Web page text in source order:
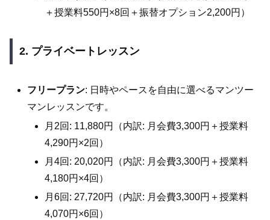
＋授業料550円×8回＋振替オプション2,200円）
2. プライベートレッスン
フリープラン: 日時やペースを自由に選べるマンツー
マンレッスンです。
月2回: 11,880円（内訳: 月会費3,300円＋授業料
4,290円×2回）
月4回: 20,020円（内訳: 月会費3,300円＋授業料
4,180円×4回）
月6回: 27,720円（内訳: 月会費3,300円＋授業料
4,070円×6回）